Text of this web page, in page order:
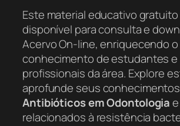
Este material educativo
disponível para consulta e
Acervo On-line, enriquecendo o
conhecimento de estudantes e
profissionais da área. Explore
aprofunde seus
Antibióticos em Odontologia
relacionados à resistência